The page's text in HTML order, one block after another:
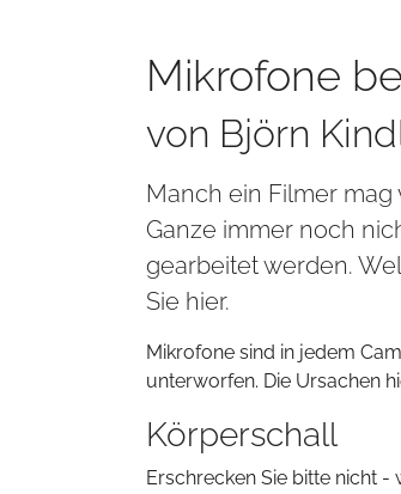
Mikrofone
von Björn
Manch ein Filmer
Ganze immer noch
gearbeitet werden.
Sie hier.
Mikrofone sind in jedem
unterworfen. Die Ursachen
Körperschall
Erschrecken Sie bitte nicht -